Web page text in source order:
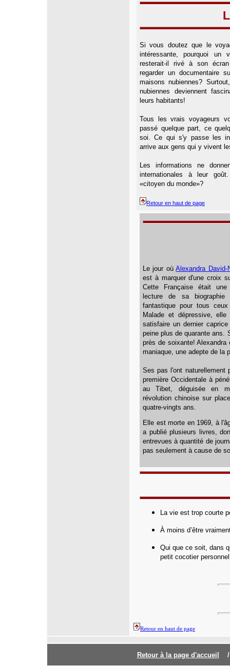
Si vous doutez que le
intéressante, pourquoi un
resterait-il rivé à son
regarder un documentaire
maisons nubiennes?
nubiennes deviennent
leurs habitants!
Tous les vrais voyageurs
passé quelque part, ce
soi. Ce qui s'y passe les
arrive aux gens qui y vivent
Les informations ne
internationales à leur
«citoyen du monde»?
Retour en haut de page
Le jour oùAlexandra David-
est à marquer d'une croix
Cette Française était
lecture de sa
fantastique pour tous
Malade et dépressive,
satisfaire un dernier
peine plus de quarante ans.
près de soixante!
maniaque, une adepte de la
Ses pas l'ont naturellement
première Occidentale à
au Tibet, déguisée en
révolution chinoise sur
quatre-vingts ans.
Elle est morte en 1969, à
a publié plusieurs livres,
entrevues à quantité de
pas seulement à cause de
La vie est trop courte
À moins d’être
Qui que ce soit, dans
petit cocotier
Retour en haut de page
Retour à la page d'accuei